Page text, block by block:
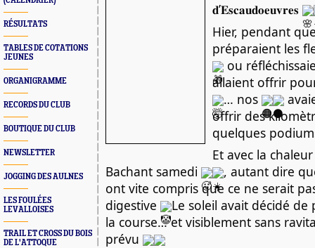
RÉSULTATS
TABLES DE COTATIONS
JEUNES
ORGANIGRAMME
RECORDS DU CLUB
BOUTIQUE DU CLUB
NEWSLETTER
JOGGING DES AULNES
LES FOULÉES
LEVALLOISES
TRAIL ET CROSS DU BOIS
DE L'ATTOQUE
𝐝’𝐄𝐬𝐜𝐚𝐮𝐝𝐨𝐞𝐮𝐯𝐫𝐞𝐬
Hier, pendant
préparaient les
ou
allaient offrir
… nos
offrir des
quelques
Et avec la
Bachant samedi
, autant dire
ont vite compris que ce ne serait
digestive
Le soleil avait décidé de
la course… et visiblement sans
prévu